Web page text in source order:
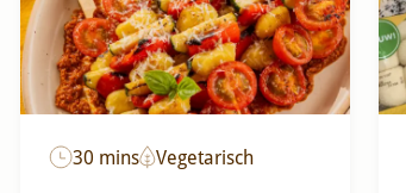
30 mins Vegetarisch